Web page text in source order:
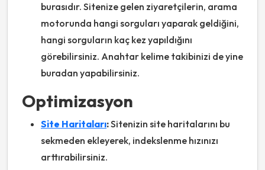
burasıdır. Sitenize gelen ziyaretçilerin, arama
motorunda hangi sorguları yaparak geldiğini,
hangi sorguların kaç kez yapıldığını
görebilirsiniz. Anahtar kelime takibinizi de yine
buradan yapabilirsiniz.
Optimizasyon
Site Haritaları:Sitenizin site haritalarını bu
sekmeden ekleyerek, indekslenme hızınızı
arttırabilirsiniz.